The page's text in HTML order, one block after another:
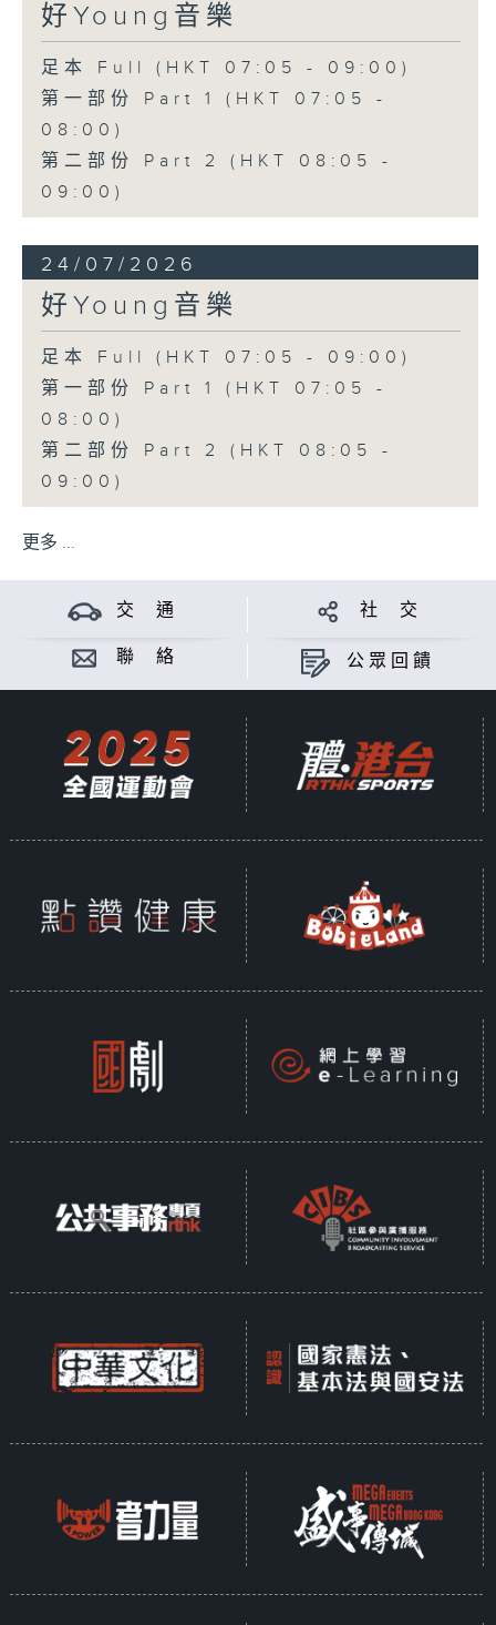
好Young音樂
足本 Full (HKT 07:05 - 09:00)
第一部份 Part 1 (HKT 07:05 -
08:00)
第二部份 Part 2 (HKT 08:05 -
09:00)
24/07/2026
好Young音樂
足本 Full (HKT 07:05 - 09:00)
第一部份 Part 1 (HKT 07:05 -
08:00)
第二部份 Part 2 (HKT 08:05 -
09:00)
更多 ...
交 通 社 交
聯 絡 公眾回饋